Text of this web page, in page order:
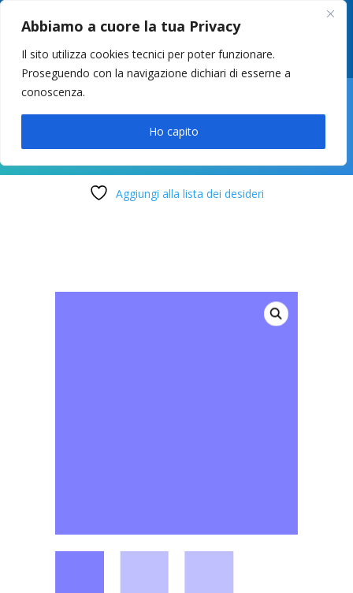
Abbiamo a cuore la tua Privacy
Il sito utilizza cookies tecnici per poter funzionare.
Proseguendo con la navigazione dichiari di esserne a
conoscenza.
Ho capito
049 8627946 –info@cstosetto.it
LUN-VEN 9-12 / 14:30-17
Aggiungi alla lista dei desideri